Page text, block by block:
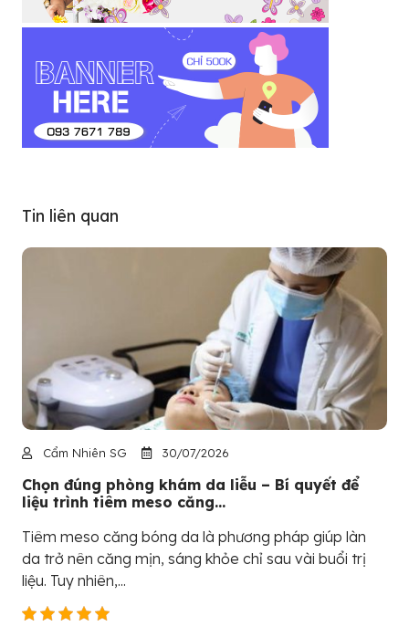
Tin liên quan
Cẩm Nhiên SG 30/07/2026
Chọn đúng phòng khám da liễu – Bí quyết để
liệu trình tiêm meso căng...
Tiêm meso căng bóng da là phương pháp giúp làn
da trở nên căng mịn, sáng khỏe chỉ sau vài buổi trị
liệu. Tuy nhiên,...